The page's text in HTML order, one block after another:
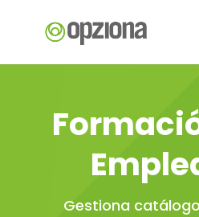
Gestiona